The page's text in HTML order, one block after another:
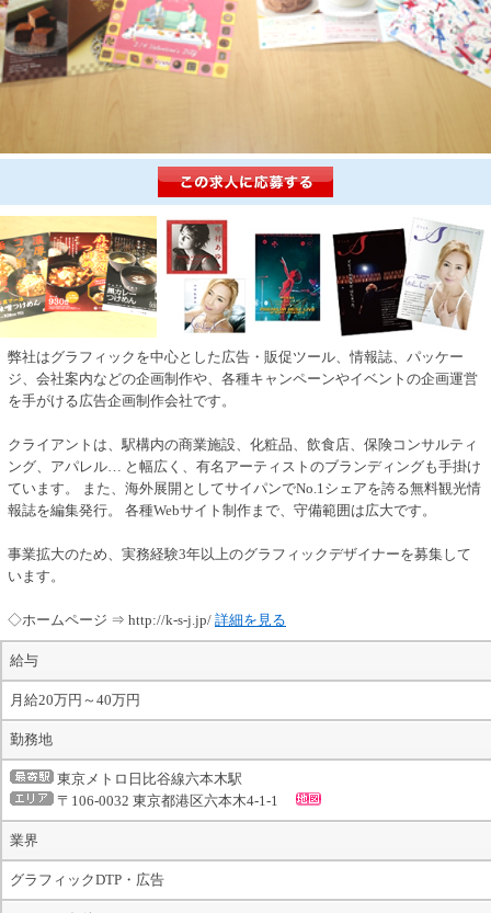
弊社はグラフィックを中心とした広告・販促ツール、情報誌、パッケー
ジ、会社案内などの企画制作や、各種キャンペーンやイベントの企画運営
を手がける広告企画制作会社です。
クライアントは、駅構内の商業施設、化粧品、飲食店、保険コンサルティ
ング、アパレル… と幅広く、有名アーティストのブランディングも手掛け
ています。 また、海外展開としてサイパンでNo.1シェアを誇る無料観光情
報誌を編集発行。 各種Webサイト制作まで、守備範囲は広大です。
事業拡大のため、実務経験3年以上のグラフィックデザイナーを募集して
います。
◇ホームページ ⇒ http://k-s-j.jp/ 詳細を見る
給与
月給20万円～40万円
勤務地
東京メトロ日比谷線六本木駅
〒106-0032 東京都港区六本木4-1-1
業界
グラフィックDTP・広告